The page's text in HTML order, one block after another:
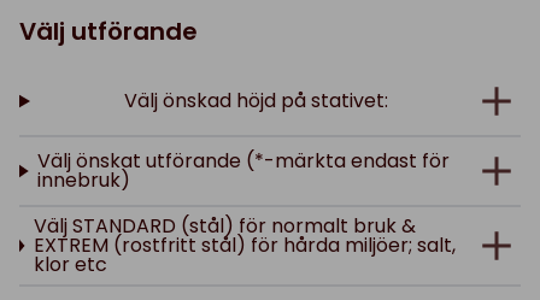
Välj utförande
Välj önskad höjd på stativet:
Välj önskat utförande (*-märkta endast för
innebruk)
Välj STANDARD (stål) för normalt bruk &
EXTREM (rostfritt stål) för hårda miljöer; salt,
klor etc